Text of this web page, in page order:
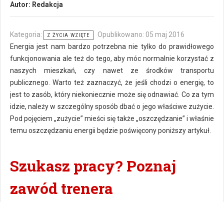
Autor: Redakcja
Kategoria: Z ŻYCIA WZIĘTE
Opublikowano: 05 maj 2016
Energia jest nam bardzo potrzebna nie tylko do prawidłowego
funkcjonowania ale też do tego, aby móc normalnie korzystać z
naszych mieszkań, czy nawet ze środków transportu
publicznego. Warto też zaznaczyć, że jeśli chodzi o energię, to
jest to zasób, który niekoniecznie może się odnawiać. Co za tym
idzie, należy w szczególny sposób dbać o jego właściwe zużycie.
Pod pojęciem „zużycie” mieści się także „oszczędzanie” i właśnie
temu oszczędzaniu energii będzie poświęcony poniższy artykuł.
Szukasz pracy? Poznaj
zawód trenera